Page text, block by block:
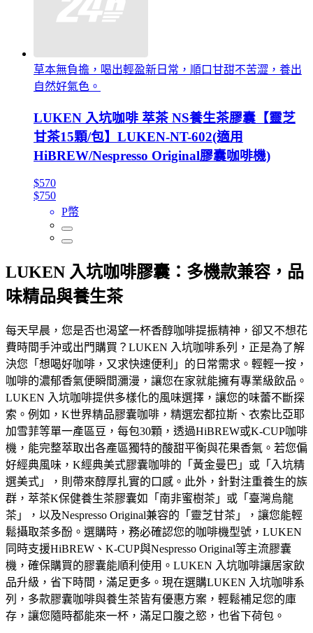
草本無負擔，喝出輕盈新日常，順口甘甜不苦澀，養出
自然好氣色。
LUKEN 入坑咖啡 萃茶 NS養生茶膠囊【靈芝
甘茶15顆/包】LUKEN-NT-602(適用
HiBREW/Nespresso Original膠囊咖啡機)
$570
$750
P幣
LUKEN 入坑咖啡膠囊：多機款兼容，品
味精品與養生茶
每天早晨，您是否也渴望一杯香醇咖啡提振精神，卻又不想花
費時間手沖或出門購買？LUKEN 入坑咖啡系列，正是為了解
決您「想喝好咖啡，又求快速便利」的日常需求。輕輕一按，
咖啡的濃郁香氣便瞬間瀰漫，讓您在家就能擁有專業級飲品。
LUKEN 入坑咖啡提供多樣化的風味選擇，讓您的味蕾不斷探
索。例如，K世界精品膠囊咖啡，精選宏都拉斯、衣索比亞耶
加雪菲等單一產區豆，每包30顆，透過HiBREW或K-CUP咖啡
機，能完整萃取出各產區獨特的酸甜平衡與花果香氣。若您偏
好經典風味，K經典美式膠囊咖啡的「黃金曼巴」或「入坑精
選美式」，則帶來醇厚扎實的口感。此外，針對注重養生的族
群，萃茶K保健養生茶膠囊如「南非蜜樹茶」或「臺灣烏龍
茶」，以及Nespresso Original兼容的「靈芝甘茶」，讓您能輕
鬆攝取茶多酚。選購時，務必確認您的咖啡機型號，LUKEN
同時支援HiBREW、K-CUP與Nespresso Original等主流膠囊
機，確保購買的膠囊能順利使用。LUKEN 入坑咖啡讓居家飲
品升級，省下時間，滿足更多。現在選購LUKEN 入坑咖啡系
列，多款膠囊咖啡與養生茶皆有優惠方案，輕鬆補足您的庫
存，讓您隨時都能來一杯，滿足口腹之慾，也省下荷包。